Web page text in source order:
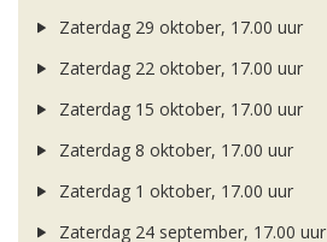
Zaterdag 29 oktober, 17.00 uur
Zaterdag 22 oktober, 17.00 uur
Zaterdag 15 oktober, 17.00 uur
Zaterdag 8 oktober, 17.00 uur
Zaterdag 1 oktober, 17.00 uur
Zaterdag 24 september, 17.00 uur